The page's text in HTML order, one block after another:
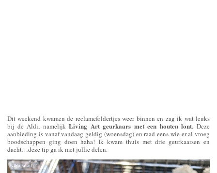
Dit weekend kwamen de reclamefoldertjes weer binnen en zag ik wat leuks
bij de Aldi, namelijkLiving Art geurkaars met een houten lont. Deze
aanbieding is vanaf vandaag geldig (woensdag) en raad eens wie er al vroeg
boodschappen ging doen haha! Ik kwam thuis met drie geurkaarsen en
dacht…deze tip ga ik met jullie delen.